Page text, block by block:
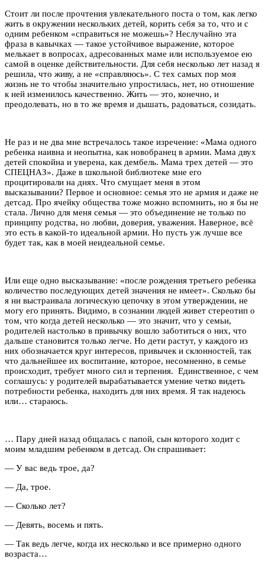
Стоит ли после прочтения увлекательного поста о том, как легко
жить в окружении нескольких детей, корить себя за то, что и с
одним ребенком «справиться не можешь»? Неслучайно эта
фраза в кавычках — такое устойчивое выражение, которое
мелькает в вопросах, адресованных маме или используемое ею
самой в оценке действительности. Для себя несколько лет назад я
решила, что живу, а не «справляюсь». С тех самых пор моя
жизнь не то чтобы значительно упростилась, нет, но отношение
к ней изменилось качественно. Жить — это, конечно, и
преодолевать, но в то же время и дышать, радоваться, созидать.
Не раз и не два мне встречалось такое изречение: «Мама одного
ребенка наивна и неопытна, как новобранец в армии. Мама двух
детей спокойна и уверена, как дембель. Мама трех детей — это
СПЕЦНАЗ». Даже в школьной библиотеке мне его
процитировали на днях. Что смущает меня в этом
высказывании? Первое и основное: семья это не армия и даже не
детсад. Про ячейку общества тоже можно вспомнить, но я бы не
стала. Лично для меня семья — это объединение не только по
принципу родства, но любви, доверия, уважения. Наверное, всё
это есть в какой-то идеальной армии. Но пусть уж лучше все
будет так, как в моей неидеальной семье.
Или еще одно высказывание: «после рождения третьего ребенка
количество последующих детей значения не имеет». Сколько бы
я ни выстраивала логическую цепочку в этом утверждении, не
могу его принять. Видимо, в сознании людей живет стереотип о
том, что когда детей несколько — это значит, что у семьи,
родителей настолько в привычку вошло заботиться о них, что
дальше становится только легче. Но дети растут, у каждого из
них обозначается круг интересов, привычек и склонностей, так
что дальнейшее их воспитание, которое, несомненно, в семье
происходит, требует много сил и терпения. Единственное, с чем
соглашусь: у родителей вырабатывается умение четко видеть
потребности ребенка, находить для них время. Я так надеюсь
или… стараюсь.
… Пару дней назад общалась с папой, сын которого ходит с
моим младшим ребенком в детсад. Он спрашивает:
— У вас ведь трое, да?
— Да, трое.
— Сколько лет?
— Девять, восемь и пять.
— Так ведь легче, когда их несколько и все примерно одного
возраста…